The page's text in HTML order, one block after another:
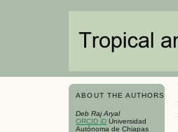
ABOUT THE AUTHORS
Deb Raj Aryal
ORCID iD Universidad
Autónoma de Chiapas